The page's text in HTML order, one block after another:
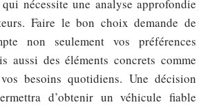
nécessite une analyse approfondie
Faire le bon choix demande de
non seulement vos préférences
aussi des éléments concrets comme
besoins quotidiens. Une décision
d’obtenir un véhicule fiable